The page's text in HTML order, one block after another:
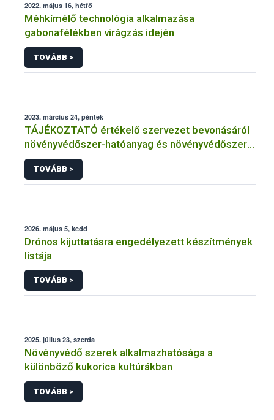
2022. május 16, hétfő
Méhkímélő technológia alkalmazása
gabonafélékben virágzás idején
TOVÁBB >
2023. március 24, péntek
TÁJÉKOZTATÓ értékelő szervezet bevonásáról
növényvédőszer-hatóanyag és növényvédőszer
engedélyezésére, továbbá a meglévő engedély
meghosszabbítására vagy módosítására irányuló
eljárásba
TOVÁBB >
2026. május 5, kedd
Drónos kijuttatásra engedélyezett készítmények
listája
TOVÁBB >
2025. július 23, szerda
Növényvédő szerek alkalmazhatósága a
különböző kukorica kultúrákban
TOVÁBB >